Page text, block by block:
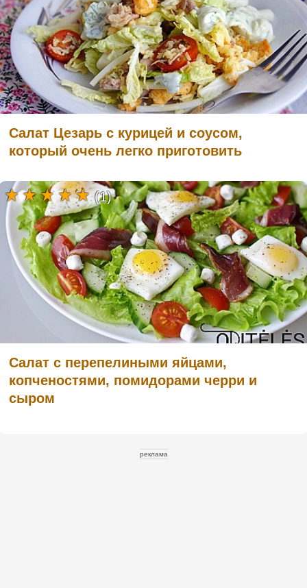
Салат Цезарь с курицей и соусом,
который очень легко приготовить
Салат с перепелиными яйцами,
копченостями, помидорами черри и
сыром
(1)
реклама